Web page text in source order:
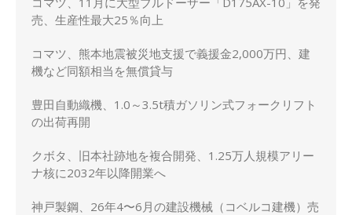
売、生産性最大25％向上
コマツ、熊本地震被災地支援で義援金2,000万円、建
機など同額相当を無償貸与
豊田自動織機、1.0～3.5t積ガソリン式フォークリフト
の出荷再開
クボタ、旧本社跡地を複合開発、1.25万人規模アリー
ナ核に2032年以降開業へ
神戸製鋼、26年4〜6月の建設機械（コベルコ建機）売